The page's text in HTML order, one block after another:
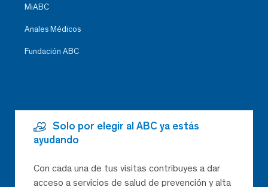
MiABC
Anales Médicos
Fundación ABC
Solo por elegir al ABC ya estás
ayudando
Con cada una de tus visitas contribuyes a dar
acceso a servicios de salud de prevención y alta